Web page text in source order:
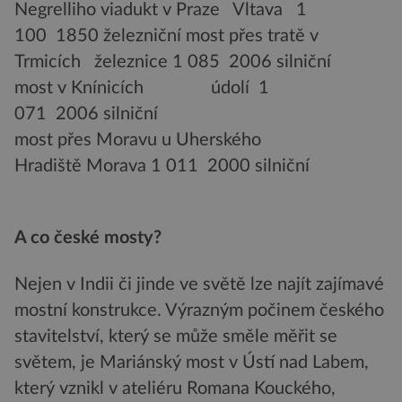
Negrelliho viadukt v Praze Vltava 1
100 1850 železniční most přes tratě v
Trmicích železnice 1 085 2006 silniční
most v Knínicích údolí 1
071 2006 silniční
most přes Moravu u Uherského
Hradiště Morava 1 011 2000 silniční
A co české mosty?
Nejen v Indii či jinde ve světě lze najít zajímavé
mostní konstrukce. Výrazným počinem českého
stavitelství, který se může směle měřit se
světem, je Mariánský most v Ústí nad Labem,
který vznikl v ateliéru Romana Kouckého,